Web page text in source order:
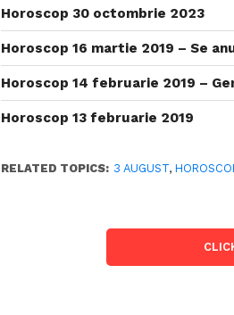
Horoscop 30 octombrie 2023
Horoscop 16 martie 2019 – Se
Horoscop 14 februarie 2019 –
Horoscop 13 februarie 2019
RELATED TOPICS: 3 AUGUST,